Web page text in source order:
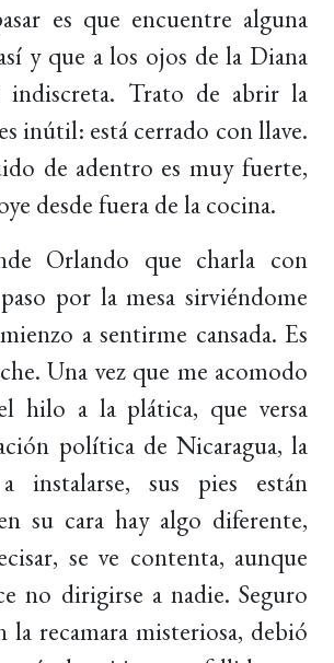
es que encuentre alguna
y que a los ojos de la Diana
indiscreta. Trato de abrir la
inútil: está cerrado con llave.
de adentro es muy fuerte,
desde fuera de la cocina.
Orlando que charla con
por la mesa sirviéndome
a sentirme cansada. Es
Una vez que me acomodo
hilo a la plática, que versa
política de Nicaragua, la
instalarse, sus pies están
su cara hay algo diferente,
se ve contenta, aunque
no dirigirse a nadie. Seguro
la recamara misteriosa, debió